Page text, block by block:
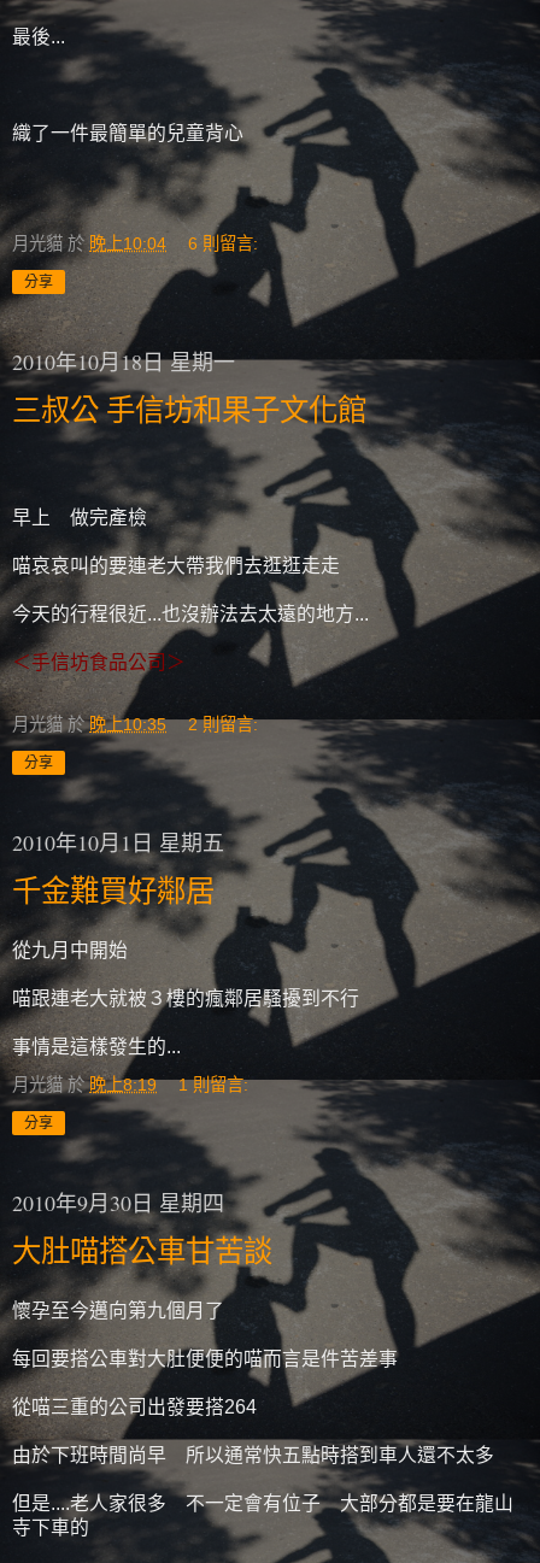
最後...
織了一件最簡單的兒童背心
月光貓 於 晚上10:04 6 則留言:
分享
2010年10月18日 星期一
三叔公 手信坊和果子文化館
早上 做完產檢
喵哀哀叫的要連老大帶我們去逛逛走走
今天的行程很近...也沒辦法去太遠的地方...
＜手信坊食品公司＞
月光貓 於晚上10:35 2 則留言:
分享
2010年10月1日 星期五
千金難買好鄰居
從九月中開始
喵跟連老大就被３樓的瘋鄰居騷擾到不行
事情是這樣發生的...
月光貓 於晚上8:19 1 則留言:
分享
2010年9月30日 星期四
大肚喵搭公車甘苦談
懷孕至今邁向第九個月了
每回要搭公車對大肚便便的喵而言是件苦差事
從喵三重的公司出發要搭264
由於下班時間尚早 所以通常快五點時搭到車人還不太多
但是....老人家很多 不一定會有位子 大部分都是要在龍山
寺下車的